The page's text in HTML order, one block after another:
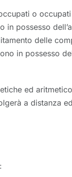
o
in possesso
delle
in possesso
ed
a distanza